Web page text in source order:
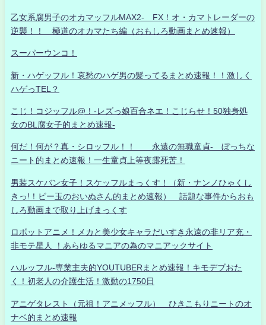
乙女系腐男子のオカマッフルMAX2- FX！オ・カマトレーダーの
逆襲！！ 極道のオカマたち編（おもしろ動画まとめ速報）
スーパーウンコ！
新・ハゲッフル！哀愁のハゲ男の髪ってるまとめ速報！！激しく
ハゲっTEL？
こじ！コジッフル@！-レズっ娘百合ネエ！こじらせ！50独身処
女のBL腐女子的まとめ速報-
何だ！何が？真・シロッフル！！ 永遠の無職童貞- ぼっちな
ニート的まとめ速報！一生童貞上等夜露死苦！
男装スケバン女子！スケッフルまっくす！（新・ナンノひゃくし
きっ!！ビー玉のおいぬさん的まとめ速報） 話題な事件からおも
しろ動画まで取り上げまっくす
ロボットアニメ！メカと美少女キャラだいすき永遠の非リア充・
非モテ星人 ！あらゆるマニアの為のマニアックサイト
ハルッフル-専業主夫的YOUTUBERまとめ速報！キモデブおた
く！初老人の介護生活！激動の1750日
アニゲタレスト（元祖！アニメッフル） ひきこもりニートのオ
ナベ的まとめ速報